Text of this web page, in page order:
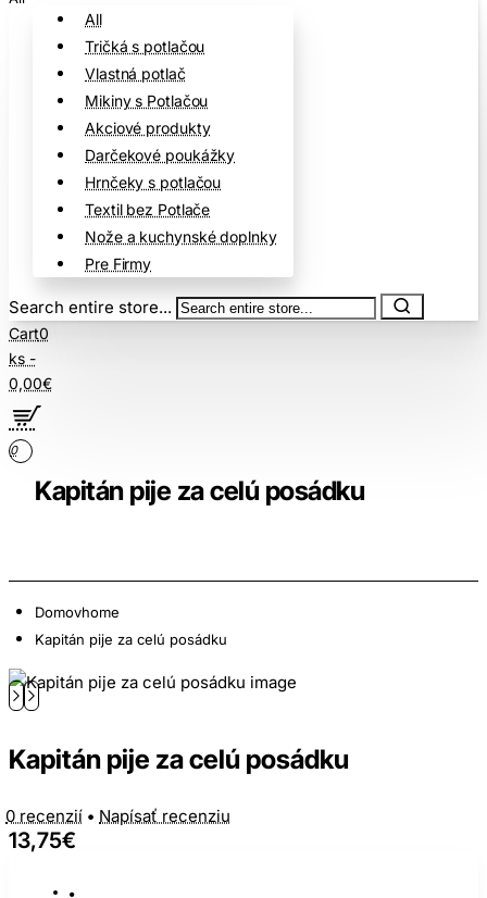
All
Tričká s potlačou
Vlastná potlač
Mikiny s Potlačou
Akciové produkty
Darčekové poukážky
Hrnčeky s potlačou
Textil bez Potlače
Nože a kuchynské doplnky
Pre Firmy
Search entire store...
Cart0
ks -
0,00€
0
Kapitán pije za celú posádku
Domovhome
Kapitán pije za celú posádku
Kapitán pije za celú posádku
0 recenzií • Napísať recenziu
13,75€